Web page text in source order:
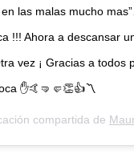
las malas mucho
!!! Ahora a descansar
vez ¡ Gracias a todos
✋🤙🤜🤛👏👍〽️
compartida de